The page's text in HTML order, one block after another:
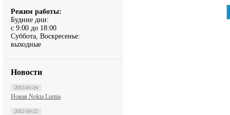
Режим работы:
Будние дни:
с 9:00 до 18:00
Суббота, Воскресенье:
выходные
Новости
2013-01-24
Новая Nokia Lumia
2012-10-22